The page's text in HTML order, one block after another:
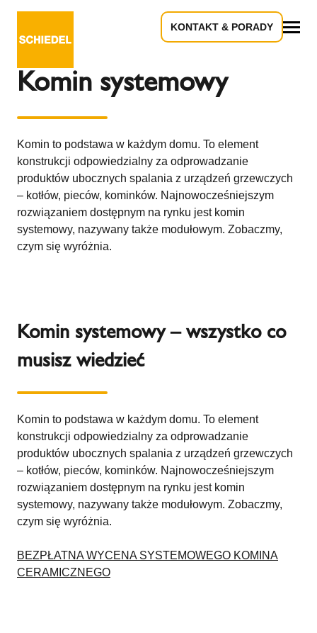
KONTAKT & PORADY
Komin systemowy
Komin to podstawa w każdym domu. To element
konstrukcji odpowiedzialny za odprowadzanie
produktów ubocznych spalania z urządzeń grzewczych
– kotłów, pieców, kominków. Najnowocześniejszym
rozwiązaniem dostępnym na rynku jest komin
systemowy, nazywany także modułowym. Zobaczmy,
czym się wyróżnia.
Komin systemowy – wszystko co
musisz wiedzieć
Komin to podstawa w każdym domu. To element
konstrukcji odpowiedzialny za odprowadzanie
produktów ubocznych spalania z urządzeń grzewczych
– kotłów, pieców, kominków. Najnowocześniejszym
rozwiązaniem dostępnym na rynku jest komin
systemowy, nazywany także modułowym. Zobaczmy,
czym się wyróżnia.
BEZPŁATNA WYCENA SYSTEMOWEGO KOMINA
CERAMICZNEGO